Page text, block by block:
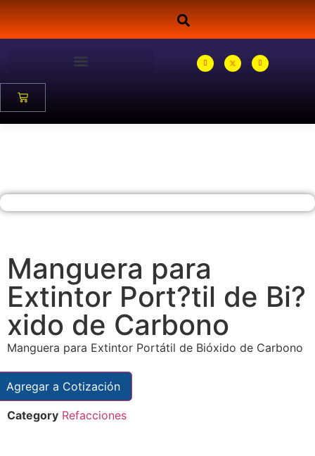
Manguera para
Extintor Port?til de Bi?
xido de Carbono
Manguera para Extintor Portátil de Bióxido de Carbono
Agregar a Cotización
Category Refacciones